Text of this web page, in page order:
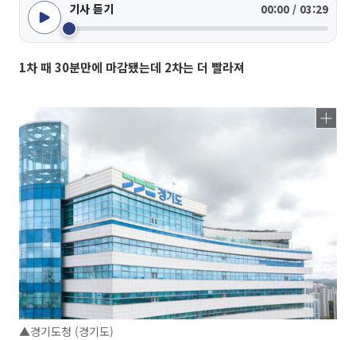
기사 듣기 00:00 / 03:29
1차 때 30분만에 마감됐는데 2차는 더 빨라져
▲경기도청 (경기도)